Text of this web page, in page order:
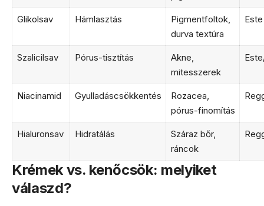
Glikolsav Hámlasztás
Pigmentfoltok,
durva textúra
Este
Szalicilsav Pórus-tisztítás
Akne,
mitesszerek
Niacinamid Gyulladáscsökkentés
Rozacea,
pórus-finomítás
Hialuronsav Hidratálás
Száraz bőr,
ráncok
Krémek vs. kenőcsök: melyiket
válaszd?